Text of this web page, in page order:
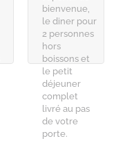
bienvenue,
le diner pour
2 personnes
hors
boissons et
le petit
déjeuner
complet
livré au pas
de votre
porte.